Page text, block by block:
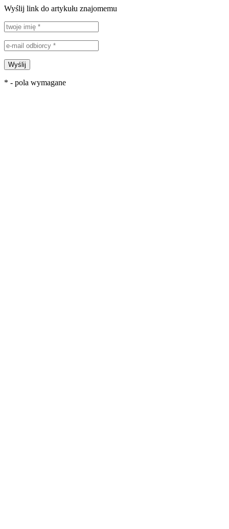
Wyślij link do artykułu znajomemu
Wyślij
* - pola wymagane